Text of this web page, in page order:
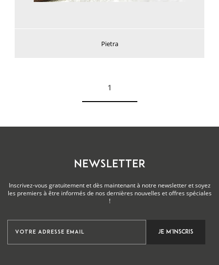
Pietra
Voir plus
1
NEWSLETTER
Inscrivez-vous gratuitement et dès maintenant à notre newsletter et soyez
les premiers à être informés de nos dernières nouvelles et offres spéciales
!